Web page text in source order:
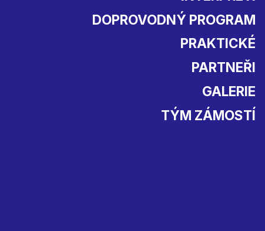
DOPROVODNÝ PROGRAM
PRAKTICKÉ
PARTNEŘI
GALERIE
TÝM ZÁMOSTÍ